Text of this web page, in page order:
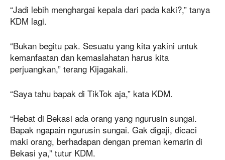
“Jadi lebih menghargai kepala dari pada kaki?,” tanya
KDM lagi.
“Bukan begitu pak. Sesuatu yang kita yakini untuk
kemanfaatan dan kemaslahatan harus kita
perjuangkan,” terang Kijagakali.
“Saya tahu bapak di TikTok aja,” kata KDM.
“Hebat di Bekasi ada orang yang ngurusin sungai.
Bapak ngapain ngurusin sungai. Gak digaji, dicaci
maki orang, berhadapan dengan preman kemarin di
Bekasi ya,” tutur KDM.